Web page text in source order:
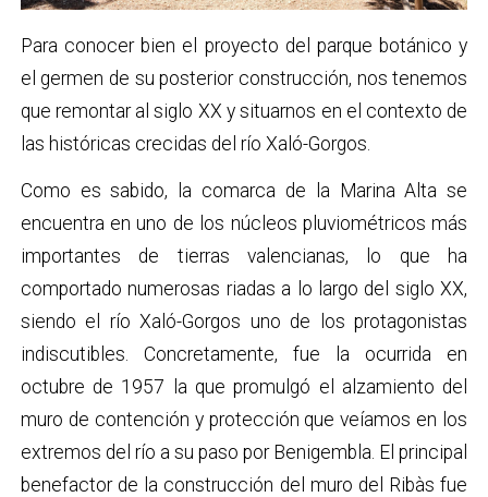
Para conocer bien el proyecto del parque botánico y
el germen de su posterior construcción, nos tenemos
que remontar al siglo XX y situarnos en el contexto de
las históricas crecidas del río Xaló-Gorgos.
Como es sabido, la comarca de la Marina Alta se
encuentra en uno de los núcleos pluviométricos más
importantes de tierras valencianas, lo que ha
comportado numerosas riadas a lo largo del siglo XX,
siendo el río Xaló-Gorgos uno de los protagonistas
indiscutibles. Concretamente, fue la ocurrida en
octubre de 1957 la que promulgó el alzamiento del
muro de contención y protección que veíamos en los
extremos del río a su paso por Benigembla. El principal
benefactor de la construcción del muro del Ribàs fue